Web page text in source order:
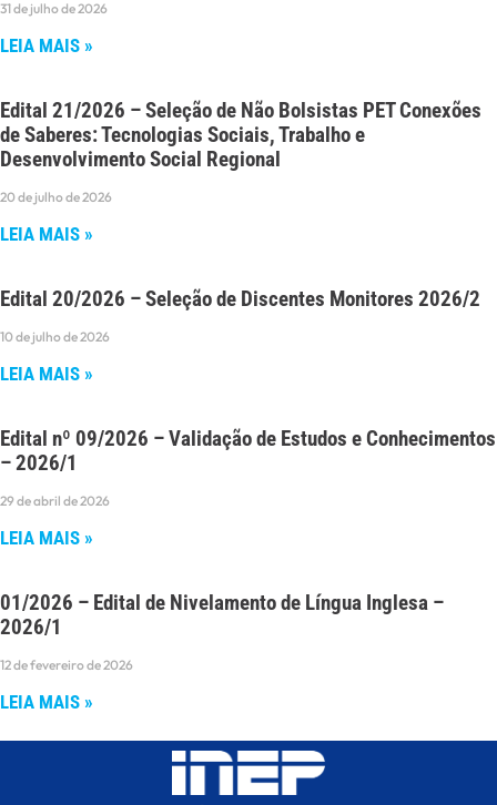
31 de julho de 2026
LEIA MAIS »
Edital 21/2026 – Seleção de Não Bolsistas PET Conexões
de Saberes: Tecnologias Sociais, Trabalho e
Desenvolvimento Social Regional
20 de julho de 2026
LEIA MAIS »
Edital 20/2026 – Seleção de Discentes Monitores 2026/2
10 de julho de 2026
LEIA MAIS »
Edital nº 09/2026 – Validação de Estudos e Conhecimentos
– 2026/1
29 de abril de 2026
LEIA MAIS »
01/2026 – Edital de Nivelamento de Língua Inglesa –
2026/1
12 de fevereiro de 2026
LEIA MAIS »